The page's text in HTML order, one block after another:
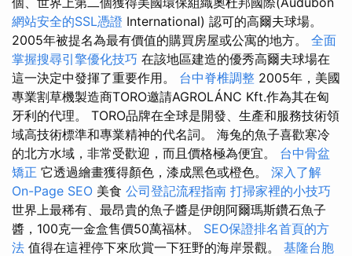
網站安全的SSL憑證 International) 認可的高爾夫球場。
2005年被提名為最有價值的購買房屋或公寓的地方。 全面
掌握搜尋引擎優化技巧 在該地區建造的優秀高爾夫球場在
這一決定中發揮了重要作用。 台中脊椎調整 2005年，美國
專業割草機製造商TORO邀請AGROLÁNC Kft.作為其在匈
牙利的代理。 TORO品牌在全球是開發、生產和服務技術領
域高技術標準和專業精神的代名詞。 海兔的魚子喜歡寒冷
的北方水域，非常受歡迎，而且價格極為便宜。 台中骨盆
矯正 它透過繪畫獲得顏色，漆成黑色或橙色。 深入了解
On-Page SEO 美食 公司登記流程指南 打掃家裡的小技巧
世界上最稀有、最昂貴的魚子醬是伊朗阿爾瑪斯鑽石魚子
醬，100克一金盒售價50萬福林。 SEO保證排名首頁的方
法 值得在這裡停下來欣賞一下狂野的海岸景觀。 基隆台胞